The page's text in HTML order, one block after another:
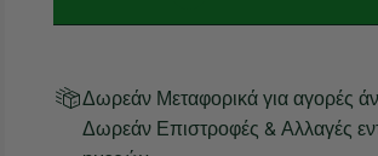
Δωρεάν Μεταφορικά για αγορές
Δωρεάν Επιστροφές & Αλλαγές